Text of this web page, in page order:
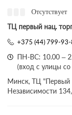
Отсутствует
ТЦ первый нац.
+375 (44) 799-
ПН-ВС: 10.00 –
(вход с улицы
Минск, ТЦ "Первый
Независимости